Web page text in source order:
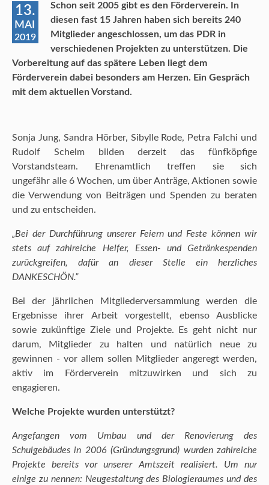
13.
MAI
2019
Schon seit 2005 gibt es den Förderverein. In
diesen fast 15 Jahren haben sich bereits 240
Mitglieder angeschlossen, um das PDR in
verschiedenen Projekten zu unterstützen. Die
Vorbereitung auf das spätere Leben liegt dem
Förderverein dabei besonders am Herzen. Ein Gespräch
mit dem aktuellen Vorstand.
Sonja Jung, Sandra Hörber, Sibylle Rode, Petra Falchi und
Rudolf Schelm bilden derzeit das fünfköpfige
Vorstandsteam. Ehrenamtlich treffen sie sich
ungefähr alle 6 Wochen, um über Anträge, Aktionen sowie
die Verwendung von Beiträgen und Spenden zu beraten
und zu entscheiden.
„Bei der Durchführung unserer Feiern und Feste können wir
stets auf zahlreiche Helfer, Essen- und Getränkespenden
zurückgreifen, dafür an dieser Stelle ein herzliches
DANKESCHÖN.”
Bei der jährlichen Mitgliederversammlung werden die
Ergebnisse ihrer Arbeit vorgestellt, ebenso Ausblicke
sowie zukünftige Ziele und Projekte. Es geht nicht nur
darum, Mitglieder zu halten und natürlich neue zu
gewinnen - vor allem sollen Mitglieder angeregt werden,
aktiv im Förderverein mitzuwirken und sich zu
engagieren.
Welche Projekte wurden unterstützt?
Angefangen vom Umbau und der Renovierung des
Schulgebäudes in 2006 (Gründungsgrund) wurden zahlreiche
Projekte bereits vor unserer Amtszeit realisiert. Um nur
einige zu nennen: Neugestaltung des Biologieraumes und des